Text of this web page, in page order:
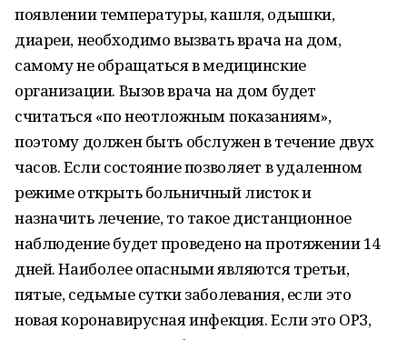
появлении температуры, кашля, одышки,
диареи, необходимо вызвать врача на дом,
самому не обращаться в медицинские
организации. Вызов врача на дом будет
считаться «по неотложным показаниям»,
поэтому должен быть обслужен в течение двух
часов. Если состояние позволяет в удаленном
режиме открыть больничный листок и
назначить лечение, то такое дистанционное
наблюдение будет проведено на протяжении 14
дней. Наиболее опасными являются третьи,
пятые, седьмые сутки заболевания, если это
новая коронавирусная инфекция. Если это ОРЗ,